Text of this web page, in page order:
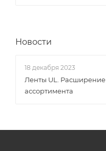
Новости
18 декабря 2023
Ленты UL. Расширение
ассортимента